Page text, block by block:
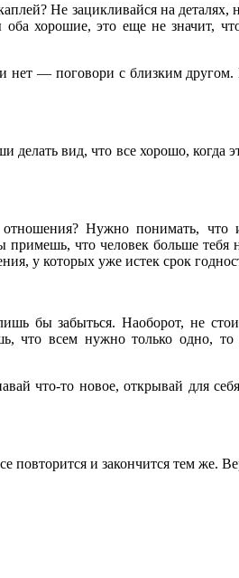
Не зацикливайся на деталях,
хорошие, это еще не значит,
нет — поговори с близким другом.
делать вид, что все хорошо, когда
Нужно понимать, что
примешь, что человек больше тебя
у которых уже истек срок
бы забыться. Наоборот, не
что всем нужно только одно,
что-то новое, открывай для
и закончится тем же.